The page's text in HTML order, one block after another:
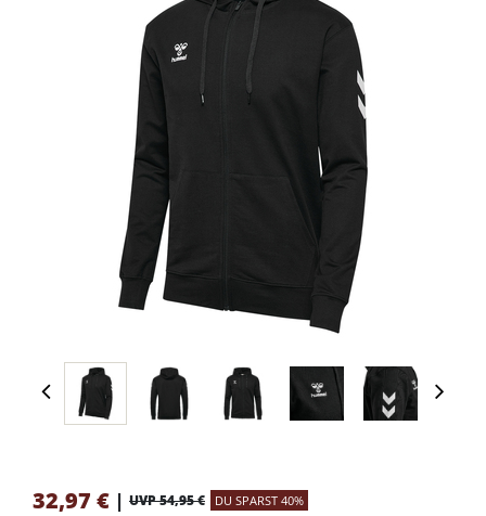
32,97 € | UVP 54,95 € DU SPARST 40%